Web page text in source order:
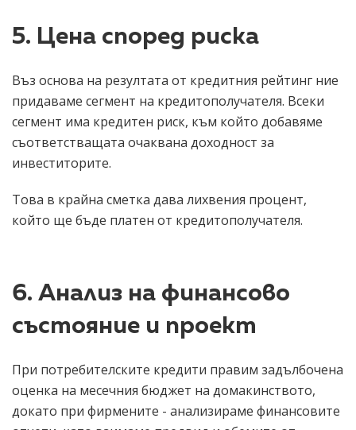
5. Цена според риска
Въз основа на резултата от кредитния рейтинг ние
придаваме сегмент на кредитополучателя. Всеки
сегмент има кредитен риск, към който добавяме
съответстващата очаквана доходност за
инвеститорите.
Това в крайна сметка дава лихвения процент,
който ще бъде платен от кредитополучателя.
6. Анализ на финансово
състояние и проект
При потребителските кредити правим задълбочена
оценка на месечния бюджет на домакинството,
докато при фирмените - анализираме финансовите